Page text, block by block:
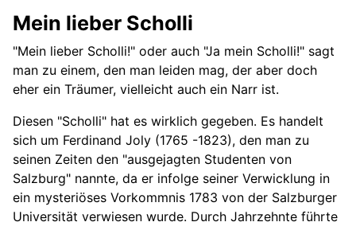
Mein lieber Scholli
"Mein lieber Scholli!" oder auch "Ja mein Scholli!" sagt
man zu einem, den man leiden mag, der aber doch
eher ein Träumer, vielleicht auch ein Narr ist.
Diesen "Scholli" hat es wirklich gegeben. Es handelt
sich um Ferdinand Joly (1765 -1823), den man zu
seinen Zeiten den "ausgejagten Studenten von
Salzburg" nannte, da er infolge seiner Verwicklung in
ein mysteriöses Vorkommnis 1783 von der Salzburger
Universität verwiesen wurde. Durch Jahrzehnte führte